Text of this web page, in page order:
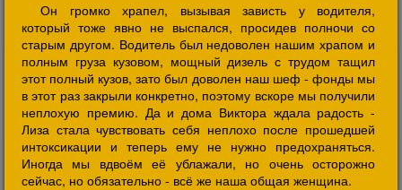
Он громко храпел, вызывая зависть у водителя,
который тоже явно не выспался, просидев полночи со
старым другом. Водитель был недоволен нашим храпом и
полным груза кузовом, мощный дизель с трудом тащил
этот полный кузов, зато был доволен наш шеф - фонды мы
в этот раз закрыли конкретно, поэтому вскоре мы получили
неплохую премию. Да и дома Виктора ждала радость -
Лиза стала чувствовать себя неплохо после прошедшей
интоксикации и теперь ему не нужно предохраняться.
Иногда мы вдвоём её ублажали, но очень осторожно
сейчас, но обязательно - всё же наша общая женщина.